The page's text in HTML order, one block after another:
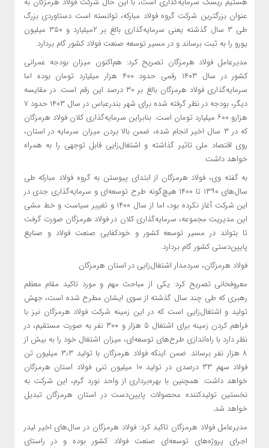
عنوان بزرگترین شرکت گروه فولاد مبارکه، توانسته است دستاوردی بزرگ
طی ۳ سال گذشته یعنی سرمایه‌گذاری بالغ بر ۲میلیارد و ۳۵۰ میلیون
یورو را به ثبت برساند و در مسیر توسعه صنعت فولاد کشور گام بردارد.
مدیرعامل فولاد هرمزگان تصریح کرد: هم‌اکنون میزان بودجه عمرانی
کشور در سال ۱۴۰۳ رقمی حدود ۴۰۰ هزار میلیارد تومان بوده اما
سرمایه‌گذاری فولاد هرمزگان بالغ بر ۳۰ درصد این رقم است. در مقایسه
دیگر، بودجه در نظر گرفته شده برای شهر بندرعباس در سال ۱۴۰۳ حدود ۷
هزارو ۶۰۰ میلیارد تومان است. بنابراین سرمایه‌گذاری کلان فولاد هرمزگان
که در ۳ سال اخیر انجام شده، ضمن بالا بردن میزان سرمایه در استان،
روی اقتصاد ملی تاثیر گذاشته و اشتغال‌‎زایی قابل توجهی را به همراه
خواهد داشت.
به گفته وی، فولاد هرمزگان از ابتدای پیوستن به گروه فولاد مبارکه طی
سال‌های ۱۳۹۰ تا ۱۴۰۰ هیچ‌گونه طرح توسعه‌ای و سرمایه‌گذاری جدی در
این شرکت آغاز نکرده بود، اما از سال ۱۴۰۰ و تغییر سیاست و خط مشی
این مدیریت مجموعه، سرمایه‌گذاری کلان در فولاد هرمزگان صورت گرفت
تا بتواند در مسیر توسعه کشور و خودکفایی صنعت فولاد و صنایع
پایین‌دستی کشور گام بردارد.
فولاد هرمزگان، سردمدار اشتغال‌زایی در استان هرمزگان
معروفخانی تصریح کرد: یکی از مباحث مهم و مورد تاکید مقام معظم
رهبری که طی چند سال گذشته از سوی ایشان مطرح شده است، جهش
تولید و اشتغال‌زایی است که در این زمینه شرکت فولاد هرمزگان نیز با
فراهم کردن زمینه برای اشتغال ۵ هزار و ۳۰۰ نفر به صورت مستقیم، در
نظر دارد با راه‌اندازی طرح‌های توسعه‌ای، میزان اشتغال خود را به بیش از
۸ هزار نفر برساند. ضمن اینکه فولاد هرمزگان با تولید ۳٫۳ میلیون تن
فولاد سهم ۳۳ درصدی در تولید ۱۰ میلیون تنی فولاد استان هرمزگان
خواهد داشت. همچنین با بهره‌برداری از واحد نورد گرم، این شرکت به
نخستین تولیدکننده محصولات پایین‌دست در استان هرمزگان تبدیل
خواهد شد.
مدیرعامل فولاد هرمزگان تاکید کرد: فولاد هرمزگان در سال‌های اخیر لیدر
اجرای پروژه‌های توسعه‌ای صنعت فولاد کشور بوده و در راستای